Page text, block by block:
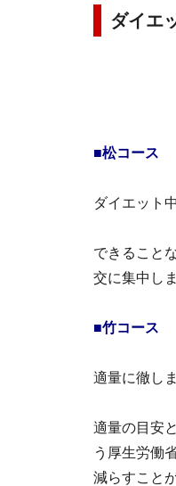
ダイエ
■松コース
ダイエット
できること
交に集中し
■竹コース
適量に徹し
適量の目安
う厚生労働
減らすこと